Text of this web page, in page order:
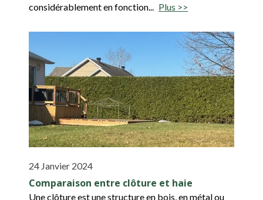
considérablement en fonction...
Plus >>
24 Janvier 2024
Comparaison entre clôture et haie
Une clôture est une structure en bois, en métal ou